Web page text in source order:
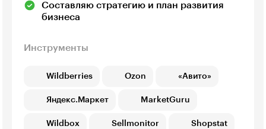
Составляю стратегию и план развития
бизнеса
Инструменты
Wildberries Ozon «Авито»
Яндекс.Маркет MarketGuru
Wildbox Sellmonitor Shopstat